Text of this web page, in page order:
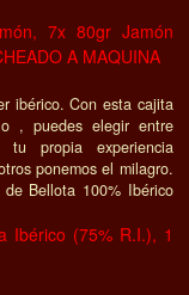
7x 80gr Jamón
A MAQUINA
ibérico. Con esta cajita
, puedes elegir entre
tu propia experiencia
ponemos el milagro.
de Bellota 100% Ibérico
Ibérico (75% R.I.), 1